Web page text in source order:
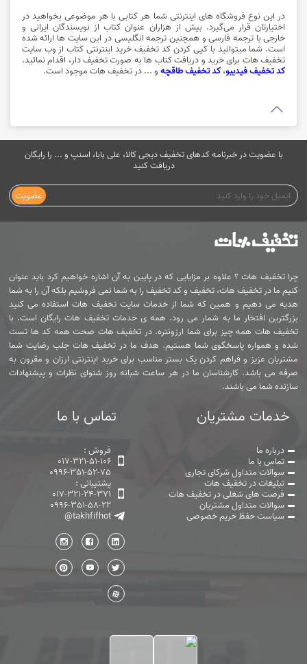
در این نوع فروشگاه های اینترنتی شما هر کتابی با هر موضوعی بخواهید در
اختیارتان قرار می‌گیرد. بیش از هزاران عنوان کتاب از نویسندگان ایرانی و
خارجی با ترجمه فارسی و همچنین ترجمه انگلیسی در این سایت ها ارائه شده
است. شما میتوانید با کپی کردن کد تخفیف خرید اینترنتی کتاب از وب سایت
تخفیف هات برای خرید و دریافت کتاب ها به صورت تخفیف دار، اقدام نمائید.
کد تخفیف فیدیبو، کد تخفیف طاقچه و ... در تخفیف هات موجود است.
با عضویت در خبرنامه کدهای تخفیف دیجی کالا، علی بابا، اسنپ و ... را رایگان
دریافت کنید
عضویت
چرا تخفیف هات ؟ علاوه بر مزایایی که در پایین به آن اشاره خواهیم کرد باید عنوان
کنیم ما در تخفیف هات، تخفیف و کد تخفیف را به شما نمی فروشیم بلکه آن را به شما
هدیه می دهیم و همین که شما از خدمات سایت تخفیف هات استفاده می کنید
بزرگترین افتخار ما به شمار می رود. همه ی خدمات تخفیف هات رایگان است. با
تخفیف هات همه چیز برای شما ارزونتره. در تخفیف هات صحت همه کد ها تست
شده و همواره پاسخگوی شما هستیم. هدف ما در تخفیف هات جلب رضایت شما
مشتریان عزیز و فراهم کردن یک بستر مناسب برای خرید اینترنتی ارزان و مقرون به
صرفه می باشد. کارشناسان ما در هر ساعت شبانه روز شنوای نظرات و پیشنهادات
سازنده شما می باشند.
خدمات مشتریان
درباره ما
تماس با ما
سوالات متداول شرکای تجاری
تبلیغات در تخفیف هات
فرصت های شغلی در تخفیف هات
سوالات متداول مشتریان
سیاست حفظ حریم خصوصی
تماس با ما
فروش :
017-321-51-106
0996-351-52-75
پشتیبانی :
017-321-24-371
0996-351-58-22
@takhfifhot